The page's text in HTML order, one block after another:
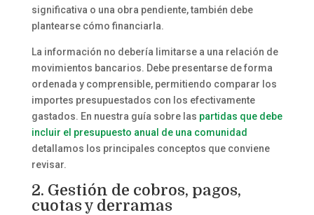
significativa o una obra pendiente, también debe
plantearse cómo financiarla.
La información no debería limitarse a una relación de
movimientos bancarios. Debe presentarse de forma
ordenada y comprensible, permitiendo comparar los
importes presupuestados con los efectivamente
gastados. En nuestra guía sobre las partidas que debe
incluir el presupuesto anual de una comunidad
detallamos los principales conceptos que conviene
revisar.
2. Gestión de cobros, pagos,
cuotas y derramas